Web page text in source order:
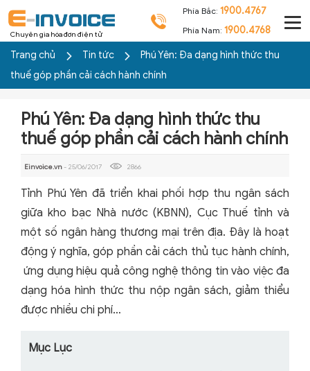
Chuyên gia hóa đơn điện tử
Phía Bắc: 1900.4767
Phía Nam: 1900.4768
Trang chủ Tin tức
Phú Yên: Đa dạng hình thức thu
thuế góp phần cải cách hành chính
Phú Yên: Đa dạng hình thức thu
thuế góp phần cải cách hành chính
Einvoice.vn- 25/06/2017 2866
Tỉnh Phú Yên đã triển khai phối hợp thu ngân sách
giữa kho bạc Nhà nước (KBNN), Cục Thuế tỉnh và
một số ngân hàng thương mại trên địa. Đây là hoạt
động ý nghĩa, góp phần cải cách thủ tục hành chính,
ứng dụng hiệu quả công nghệ thông tin vào việc đa
dạng hóa hình thức thu nộp ngân sách, giảm thiểu
được nhiều chi phí…
Mục Lục